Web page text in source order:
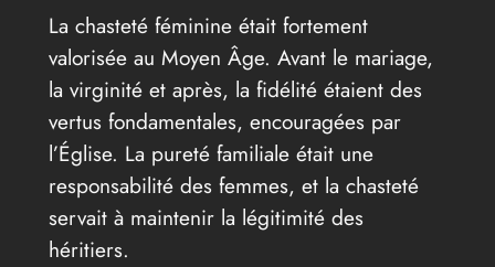
La chasteté féminine était fortement
valorisée au Moyen Âge. Avant le mariage,
la virginité et après, la fidélité étaient des
vertus fondamentales, encouragées par
l’Église. La pureté familiale était une
responsabilité des femmes, et la chasteté
servait à maintenir la légitimité des
héritiers.